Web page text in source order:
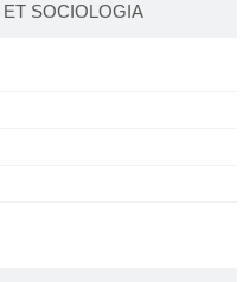
SOCIOLOGIA